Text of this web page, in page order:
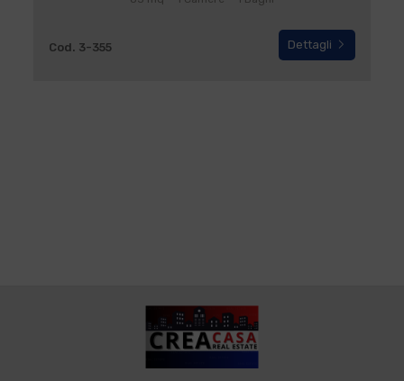
Cod. 3-355 Dettagli